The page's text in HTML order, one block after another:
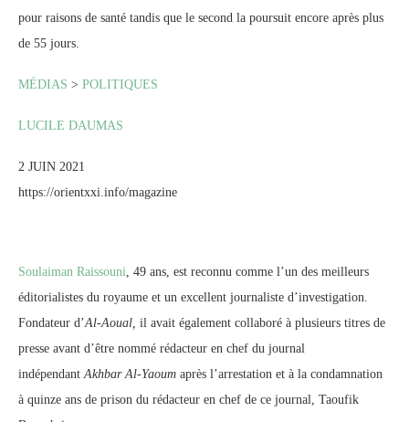
pour raisons de santé tandis que le second la poursuit encore après plus
de 55 jours.
MÉDIAS > POLITIQUES
LUCILE DAUMAS
2 JUIN 2021
https://orientxxi.info/magazine
Soulaiman Raissouni, 49 ans, est reconnu comme l’un des meilleurs
éditorialistes du royaume et un excellent journaliste d’investigation.
Fondateur d’Al-Aoual, il avait également collaboré à plusieurs titres de
presse avant d’être nommé rédacteur en chef du journal
indépendantAkhbar Al-Yaoum après l’arrestation et à la condamnation
à quinze ans de prison du rédacteur en chef de ce journal, Taoufik